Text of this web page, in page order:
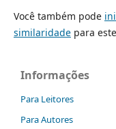
Você também pode
similaridadepara
Informações
Para Leitores
Para Autores